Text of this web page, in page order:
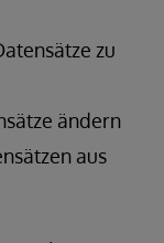
zu
ändern
aus